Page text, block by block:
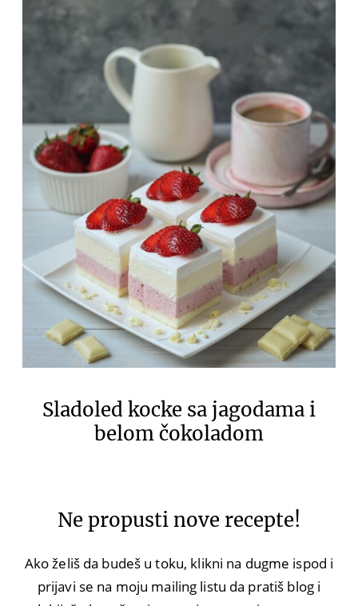
Sladoled kocke sa jagodama i
belom čokoladom
Ne propusti nove recepte!
Ako želiš da budeš u toku, klikni na dugme ispod i
prijavi se na moju mailing listu da pratiš blog i